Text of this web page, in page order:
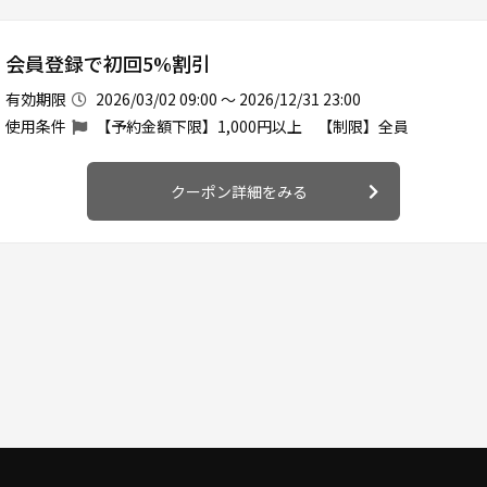
会員登録で初回5%割引
有効期限
2026/03/02 09:00 ～ 2026/12/31 23:00
使用条件
【予約金額下限】1,000円以上 【制限】全員
クーポン詳細をみる